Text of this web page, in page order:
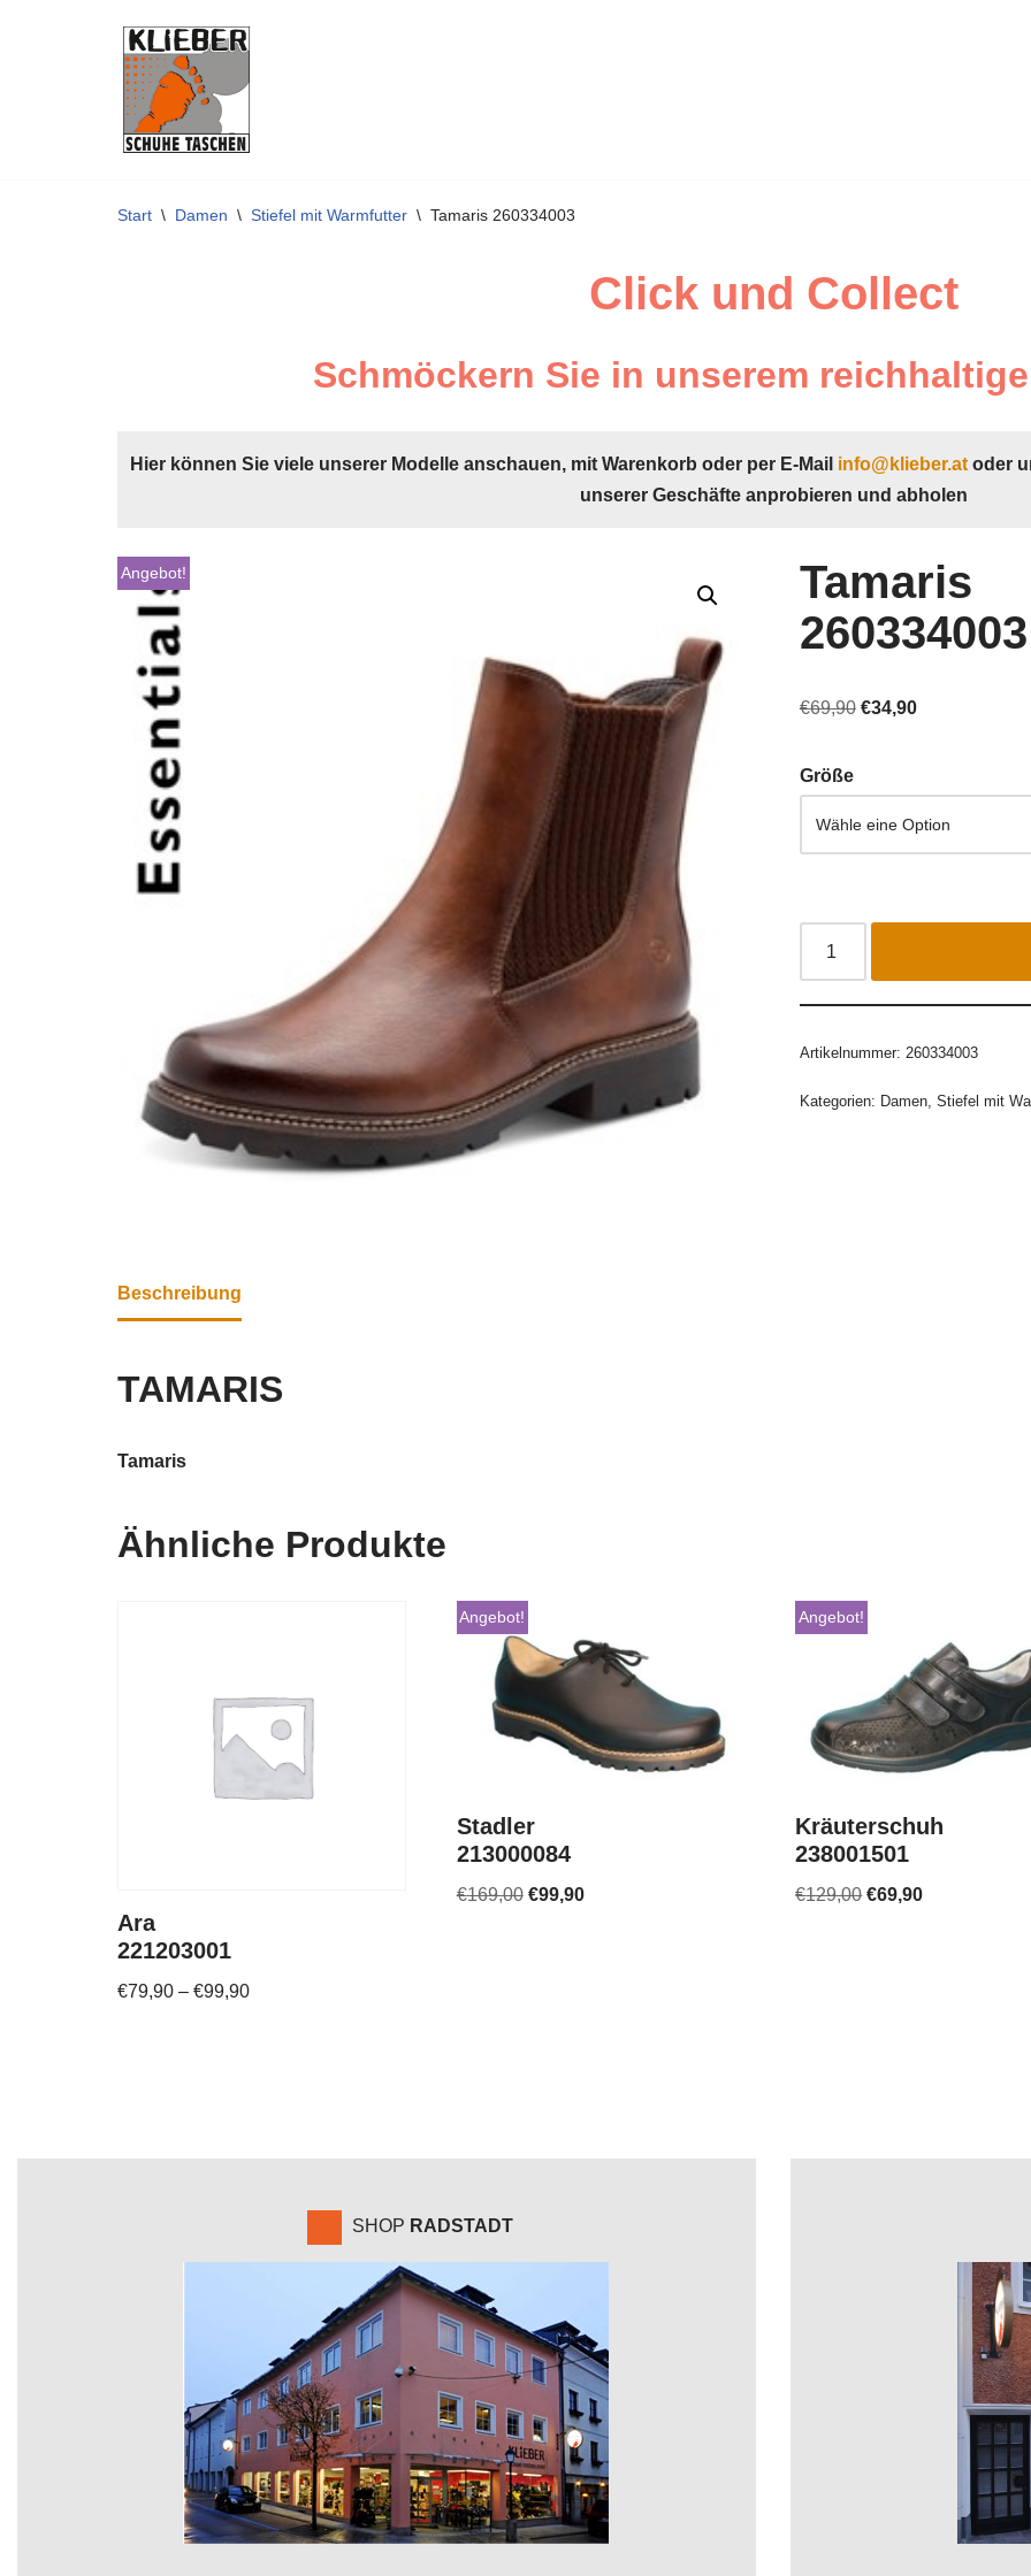
Start \ Damen \ Stiefel mit Warmfutter \ Tamaris 260334003
Click und Collect
Schmöckern Sie in unserem
Hier können Sie viele unserer Modelle anschauen, mit Warenkorb oder per E-Mail info@klieber.at oder
unserer Geschäfte anprobieren und abholen
Angebot!
Tamaris
260334003
€69,90 €34,90
Größe
Artikelnummer: 260334003
Kategorien: Damen, Stiefel mit
Beschreibung
TAMARIS
Tamaris
Ähnliche Produkte
Ara
221203001
€79,90 – €99,90
Angebot!
Stadler
213000084
€169,00 €99,90
Angebot!
Kräuterschuh
238001501
€129,00 €69,90
SHOP RADSTADT